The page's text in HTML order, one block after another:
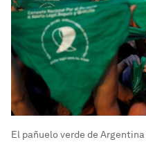
El pañuelo verde de